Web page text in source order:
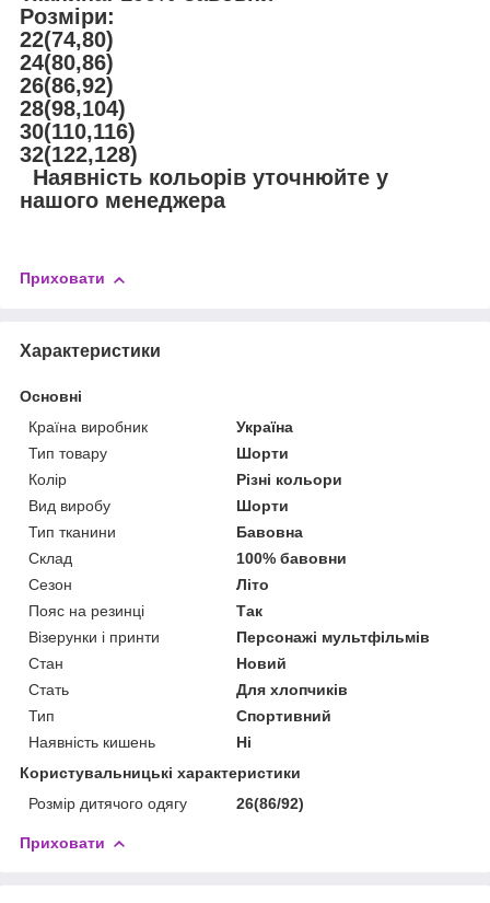
Розміри:
22(74,80)
24(80,86)
26(86,92)
28(98,104)
30(110,116)
32(122,128)
Наявність кольорів уточнюйте у
нашого менеджера
Приховати
Характеристики
Основні
Країна виробник
Україна
Тип товару
Шорти
Колір
Різні кольори
Вид виробу
Шорти
Тип тканини
Бавовна
Склад
100% бавовни
Сезон
Літо
Пояс на резинці
Так
Візерунки і принти
Персонажі мультфільмів
Стан
Новий
Стать
Для хлопчиків
Тип
Спортивний
Наявність кишень
Ні
Користувальницькі характеристики
Розмір дитячого одягу
26(86/92)
Приховати